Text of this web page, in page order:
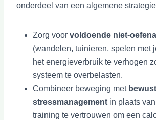
onderdeel van een algemene
Zorg voor voldoende niet-
(wandelen, tuinieren, spelen met
het energieverbruik te verhogen
systeem te overbelasten.
Combineer beweging met
stressmanagement in plaats
training te vertrouwen om een